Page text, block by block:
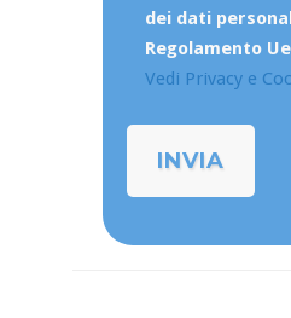
dei dati
Regolamento
Vedi Privacy e